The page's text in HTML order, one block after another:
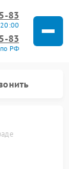
83
83
по РФ